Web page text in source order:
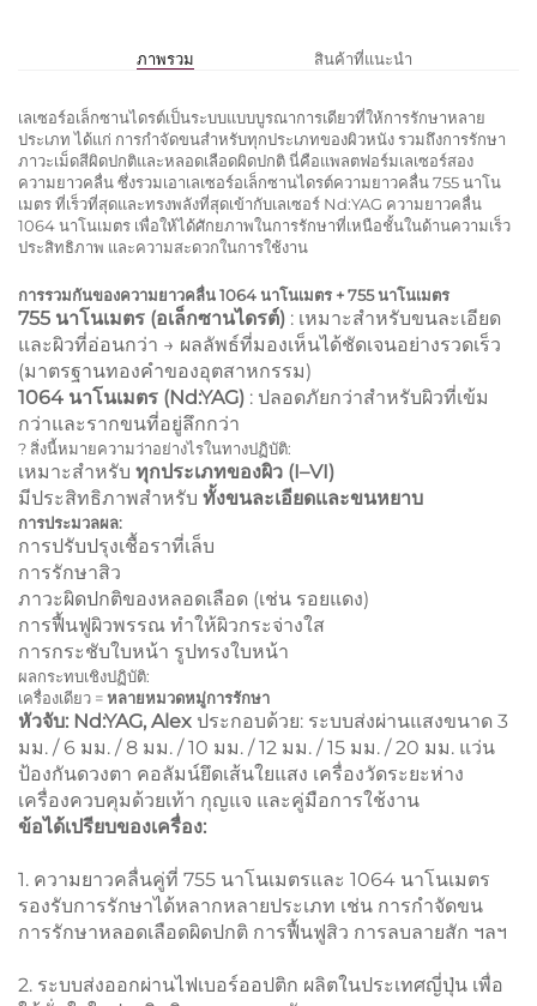
ภาพรวม สินค้าที่แนะนำ
เลเซอร์อเล็กซานไดรต์เป็นระบบแบบบูรณาการเดียวที่ให้การรักษาหลาย
ประเภท ได้แก่ การกำจัดขนสำหรับทุกประเภทของผิวหนัง รวมถึงการรักษา
ภาวะเม็ดสีผิดปกติและหลอดเลือดผิดปกติ นี่คือแพลตฟอร์มเลเซอร์สอง
ความยาวคลื่น ซึ่งรวมเอาเลเซอร์อเล็กซานไดรต์ความยาวคลื่น 755 นาโน
เมตร ที่เร็วที่สุดและทรงพลังที่สุดเข้ากับเลเซอร์ Nd:YAG ความยาวคลื่น
1064 นาโนเมตร เพื่อให้ได้ศักยภาพในการรักษาที่เหนือชั้นในด้านความเร็ว
ประสิทธิภาพ และความสะดวกในการใช้งาน
การรวมกันของความยาวคลื่น 1064 นาโนเมตร + 755 นาโนเมตร
755 นาโนเมตร (อเล็กซานไดรต์) : เหมาะสำหรับขนละเอียด
และผิวที่อ่อนกว่า → ผลลัพธ์ที่มองเห็นได้ชัดเจนอย่างรวดเร็ว
(มาตรฐานทองคำของอุตสาหกรรม)
1064 นาโนเมตร (Nd:YAG) : ปลอดภัยกว่าสำหรับผิวที่เข้ม
กว่าและรากขนที่อยู่ลึกกว่า
? สิ่งนี้หมายความว่าอย่างไรในทางปฏิบัติ:
เหมาะสำหรับ ทุกประเภทของผิว (I–VI)
มีประสิทธิภาพสำหรับ ทั้งขนละเอียดและขนหยาบ
การประมวลผล:
การปรับปรุงเชื้อราที่เล็บ
การรักษาสิว
ภาวะผิดปกติของหลอดเลือด (เช่น รอยแดง)
การฟื้นฟูผิวพรรณ ทำให้ผิวกระจ่างใส
การกระชับใบหน้า รูปทรงใบหน้า
ผลกระทบเชิงปฏิบัติ:
เครื่องเดียว =หลายหมวดหมู่การรักษา
หัวจับ: Nd:YAG, Alex ประกอบด้วย: ระบบส่งผ่านแสงขนาด 3
มม. / 6 มม. / 8 มม. / 10 มม. / 12 มม. / 15 มม. / 20 มม. แว่น
ป้องกันดวงตา คอลัมน์ยึดเส้นใยแสง เครื่องวัดระยะห่าง
เครื่องควบคุมด้วยเท้า กุญแจ และคู่มือการใช้งาน
ข้อได้เปรียบของเครื่อง:
1. ความยาวคลื่นคู่ที่ 755 นาโนเมตรและ 1064 นาโนเมตร
รองรับการรักษาได้หลากหลายประเภท เช่น การกำจัดขน
การรักษาหลอดเลือดผิดปกติ การฟื้นฟูสิว การลบลายสัก ฯลฯ
2. ระบบส่งออกผ่านไฟเบอร์ออปติก ผลิตในประเทศญี่ปุ่น เพื่อ